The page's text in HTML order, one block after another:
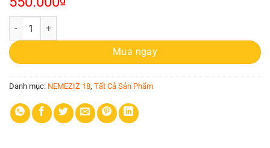
Adidas Nemeziz 18.3 TF trắng xanh dương số lượng
Mua ngay
Danh mục: NEMEZIZ 18, Tất Cả Sản Phẩm